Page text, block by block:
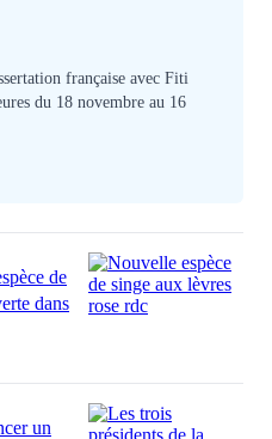
française avec Fiti
du 18 novembre au 16
de
dans
un